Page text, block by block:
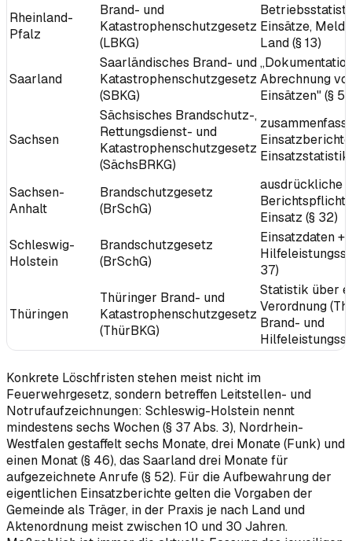
Rheinland-
Pfalz
Brand- und
Katastrophenschutzgesetz
(LBKG)
Einsätze,
Land (§ 13)
Saarland
Saarländisches Brand- und
Katastrophenschutzgesetz
(SBKG)
Abrechnung
Einsätzen" (§
Sachsen
Sächsisches Brandschutz-,
Rettungsdienst- und
Katastrophenschutzgesetz
(SächsBRKG)
Einsatzstatistik
Sachsen-
Anhalt
Brandschutzgesetz
(BrSchG)
ausdrückliche
Berichtspflicht
Einsatz (§ 32)
Schleswig-
Holstein
Brandschutzgesetz
(BrSchG)
Einsatzdaten +
37)
Thüringen
Thüringer Brand- und
Katastrophenschutzgesetz
(ThürBKG)
Statistik über
Verordnung
Brand- und
Konkrete Löschfristen stehen meist nicht im
Feuerwehrgesetz, sondern betreffen Leitstellen- und
Notrufaufzeichnungen: Schleswig-Holstein nennt
mindestens sechs Wochen (§ 37 Abs. 3), Nordrhein-
Westfalen gestaffelt sechs Monate, drei Monate (Funk) und
einen Monat (§ 46), das Saarland drei Monate für
aufgezeichnete Anrufe (§ 52). Für die Aufbewahrung der
eigentlichen Einsatzberichte gelten die Vorgaben der
Gemeinde als Träger, in der Praxis je nach Land und
Aktenordnung meist zwischen 10 und 30 Jahren.